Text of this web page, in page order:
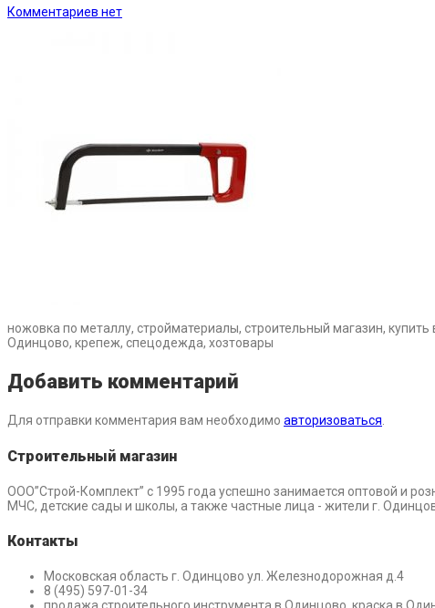
Комментариев нет
ножовка по металлу, стройматериалы, строительный магазин,
Одинцово, крепеж, спецодежда, хозтовары
Добавить комментарий
Для отправки комментария вам необходимо авторизоваться.
Строительный магазин
ООО”Строй-Комплект” с 1995 года успешно занимается оптовой и
МЧС, детские сады и школы, а также частные лица - жители г.
Контакты
Московская область г. Одинцово ул. Железнодорожная д.4
8 (495) 597-01-34